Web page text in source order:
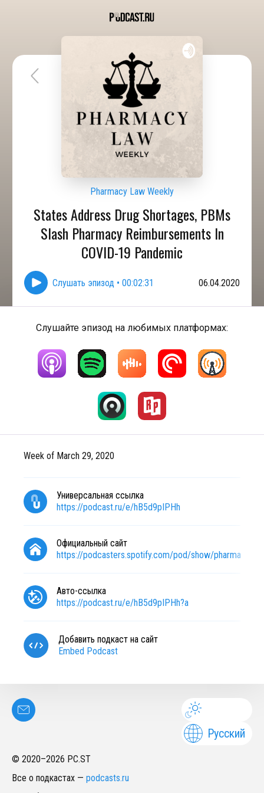
Pharmacy Law Weekly
States Address Drug Shortages, PBMs
Slash Pharmacy Reimbursements In
COVID-19 Pandemic
Слушать эпизод • 00:02:31 06.04.2020
Слушайте эпизод на любимых платформах:
Week of March 29, 2020
Универсальная ссылка
https://podcast.ru/e/hB5d9pIPHh
Официальный сайт
https://podcasters.spotify.com/pod/show/
Авто-ссылка
https://podcast.ru/e/hB5d9pIPHh?a
Добавить подкаст на сайт
Embed Podcast
Русский
© 2020–2026 PC.ST
Все о подкастах — podcasts.ru